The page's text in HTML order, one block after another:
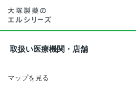
取扱い医療機関・店舗
マップを見る